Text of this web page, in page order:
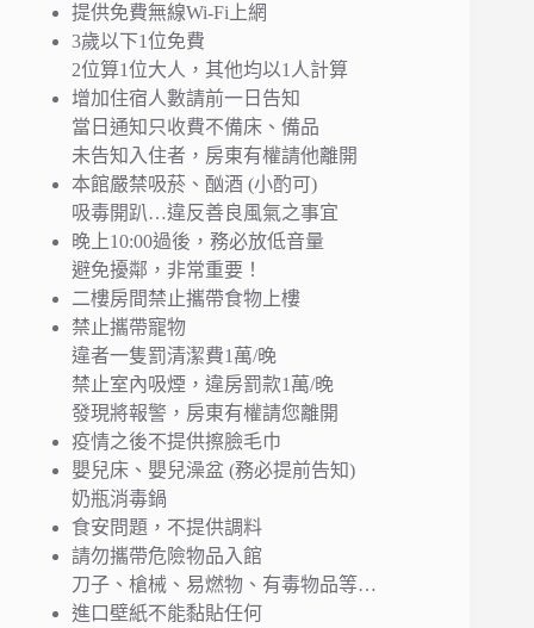
提供免費無線Wi-Fi上網
3歲以下1位免費
2位算1位大人，其他均以1人計算 ​
增加住宿人數請前一日告知
當日通知只收費不備床、備品
未告知入住者，房東有權請他離開
本館嚴禁吸菸、酗酒 (小酌可)
吸毒開趴…違反善良風氣之事宜
晚上10:00過後，務必放低音量
避免擾鄰，非常重要！
二樓房間禁止攜帶食物上樓
禁止攜帶寵物
違者一隻罰清潔費1萬/晚
禁止室內吸煙，違房罰款1萬/晚
發現將報警，房東有權請您離開
疫情之後不提供擦臉毛巾
嬰兒床、嬰兒澡盆 (務必提前告知)
奶瓶消毒鍋
食安問題，不提供調料
請勿攜帶危險物品入館
刀子、槍械、易燃物、有毒物品等…
進口壁紙不能黏貼任何